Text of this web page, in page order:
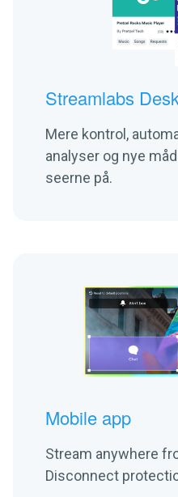
Streamlabs
Mere kontrol,
analyser og nye
seerne på.
Mobile app
Stream anywhere
Disconnect